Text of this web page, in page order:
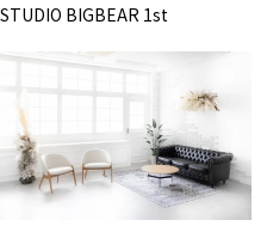
STUDIO BIGBEAR 1st